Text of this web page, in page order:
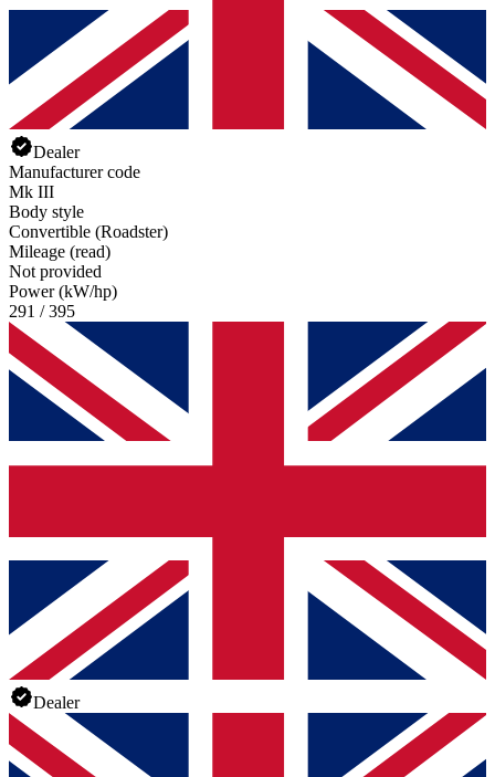
Dealer
Manufacturer code
Mk III
Body style
Convertible (Roadster)
Mileage (read)
Not provided
Power (kW/hp)
291 / 395
Dealer